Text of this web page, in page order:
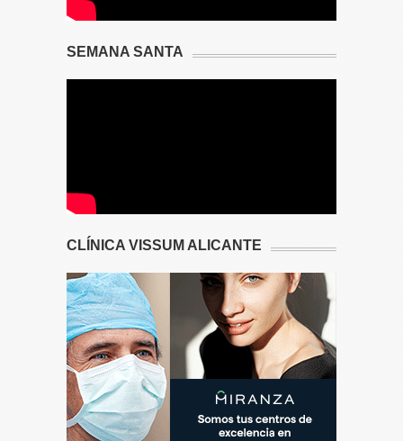
SEMANA SANTA
CLÍNICA VISSUM ALICANTE